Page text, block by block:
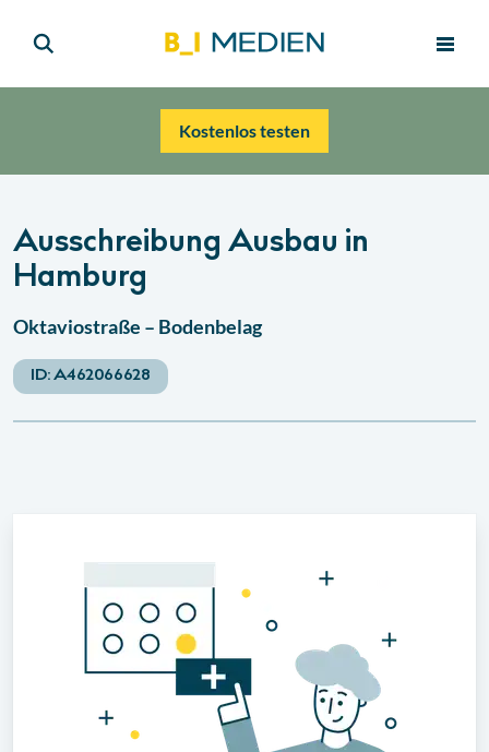
Kostenlos testen
Ausschreibung Ausbau in
Hamburg
Oktaviostraße – Bodenbelag
ID:A462066628